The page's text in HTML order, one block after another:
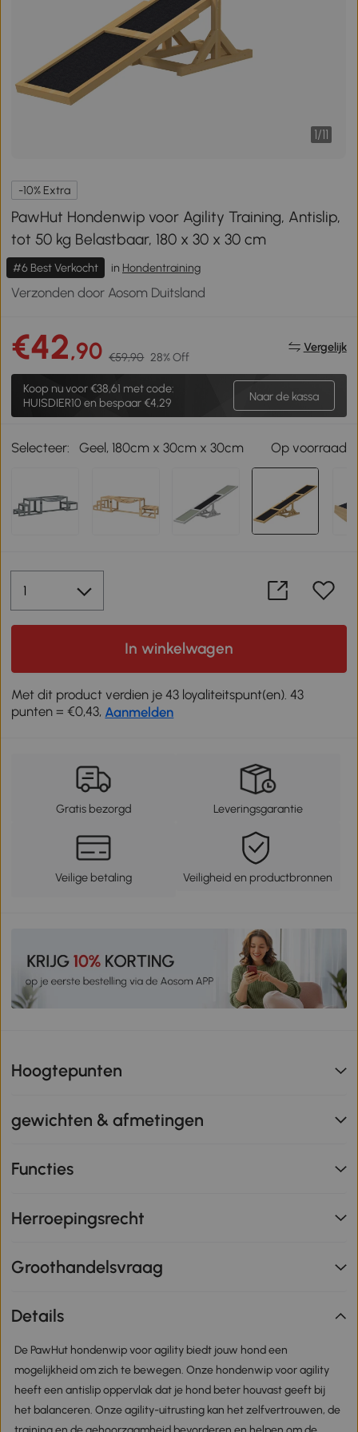
1/11
-10% Extra
PawHut Hondenwip voor Agility Training, Antislip,
tot 50 kg Belastbaar, 180 x 30 x 30 cm
#6 Best Verkocht in Hondentraining
Verzonden door Aosom Duitsland
€42,90 €59,90 28% Off
Vergelijk
Koop nu voor €38,61 met code:
HUISDIER10 en bespaar €4,29
Naar de kassa
Selecteer: Geel, 180cm x 30cm x 30cm Op voorraad
In winkelwagen
Met dit product verdien je 43 loyaliteitspunt(en). 43
punten = €0,43, Aanmelden
Gratis bezorgd Leveringsgarantie
Veilige betaling Veiligheid en productbronnen
Hoogtepunten
gewichten & afmetingen
Functies
Herroepingsrecht
Groothandelsvraag
Details
De PawHut hondenwip voor agility biedt jouw hond een
mogelijkheid om zich te bewegen. Onze hondenwip voor agility
heeft een antislip oppervlak dat je hond beter houvast geeft bij
het balanceren. Onze agility-uitrusting kan het zelfvertrouwen, de